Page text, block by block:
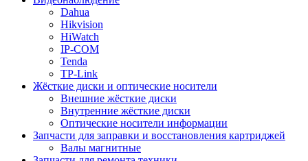
Dahua
Hikvision
HiWatch
IP-COM
Tenda
TP-Link
Жёсткие диски и оптические носители
Внешние жёсткие диски
Внутренние жёсткие диски
Оптические носители информации
Запчасти для заправки и восстановления картриджей
Валы магнитные